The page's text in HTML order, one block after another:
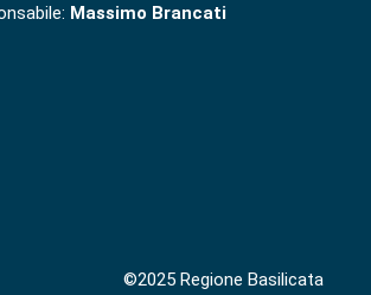
Massimo Brancati
©2025 Regione Basilicata